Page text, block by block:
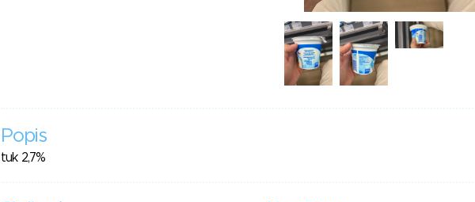
Popis
tuk 2,7%